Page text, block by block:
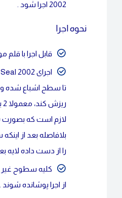
2002 اجرا شود .
نحوه اجرا
قابل اجرا با
تا سطح اشباع شده
لازم است که
بلافاصله بعد از
را از دست داده لایه
کلیه سطوح غیر
از اجرا پوشانده شوند .